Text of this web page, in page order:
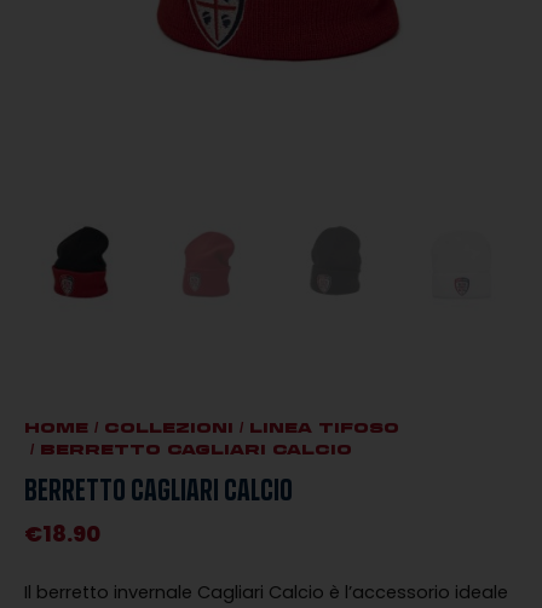
HOME / COLLEZIONI / LINEA TIFOSO
/ BERRETTO CAGLIARI CALCIO
BERRETTO CAGLIARI CALCIO
€18.90
Il berretto invernale Cagliari Calcio è l’accessorio ideale